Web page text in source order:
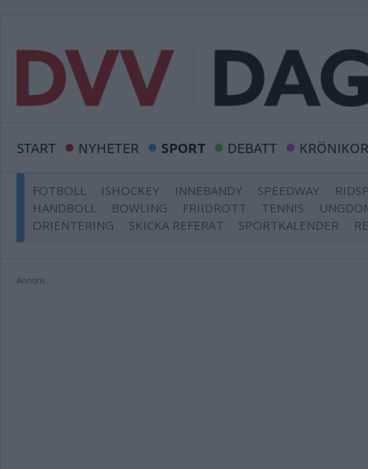
START NYHETER SPORT DEBATT KRÖNIKOR
FOTBOLL ISHOCKEY INNEBANDY SPEEDWAY
HANDBOLL
BOWLING FRIIDROTT TENNIS
ORIENTERING
SKICKA REFERAT SPORTKALENDER
Annons: